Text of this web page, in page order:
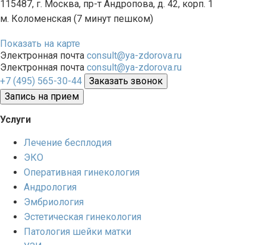
115487, г. Москва, пр-т Андропова, д. 42, корп. 1
м. Коломенская (7 минут пешком)
Показать на карте
Электронная почта consult@ya-zdorova.ru
Электронная почта consult@ya-zdorova.ru
+7 (495) 565-30-44
Заказать звонок
Запись на прием
Услуги
Лечение бесплодия
ЭКО
Оперативная гинекология
Андрология
Эмбриология
Эстетическая гинекология
Патология шейки матки